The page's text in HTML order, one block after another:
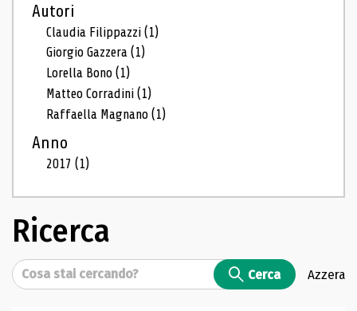
Autori
Claudia Filippazzi(1)
Giorgio Gazzera(1)
Lorella Bono(1)
Matteo Corradini(1)
Raffaella Magnano(1)
Anno
2017(1)
Ricerca
Cerca Cerca Azzera